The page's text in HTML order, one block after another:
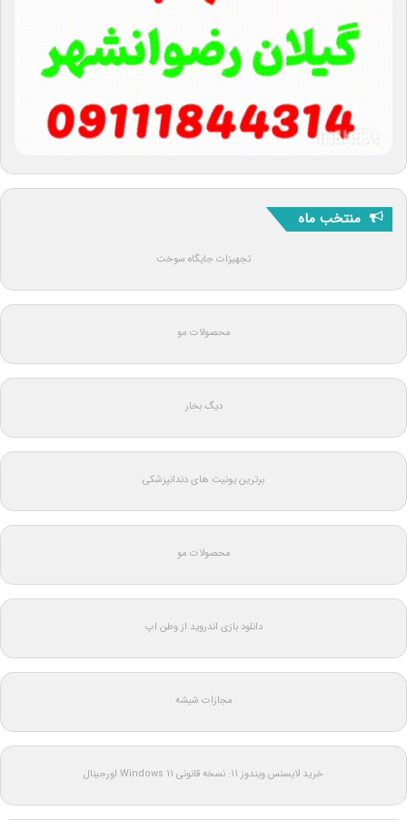
منتخب ماه
تجهیزات جایگاه سوخت
محصولات مو
دیگ بخار
برترین یونیت های دندانپزشکی
محصولات مو
دانلود بازی اندروید از وطن اپ
مجازات شیشه
خرید لایسنس ویندوز 11: نسخه قانونی Windows 11 اورجینال